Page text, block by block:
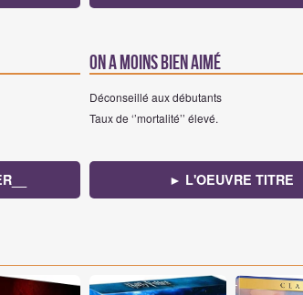
On a moins bien aimé
Déconseillé aux débutants
Taux de ‘’mortalité’’ élevé.
► L'OEUVRE TITRE